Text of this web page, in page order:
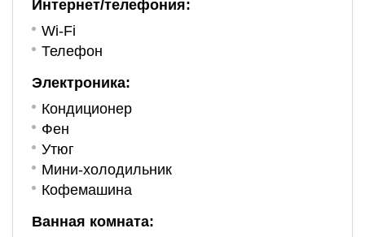
Интернет/телефония:
Wi-Fi
Телефон
Электроника:
Кондиционер
Фен
Утюг
Мини-холодильник
Кофемашина
Ванная комната: